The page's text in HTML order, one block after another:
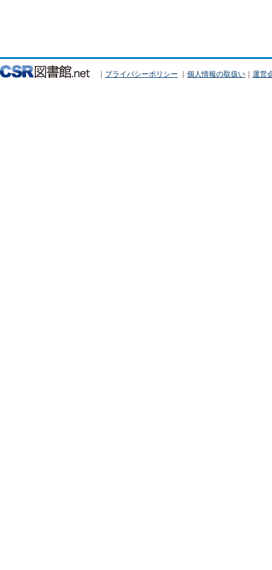
｜ プライバシーポリシー ｜ 個人情報の取扱い ｜ 運営